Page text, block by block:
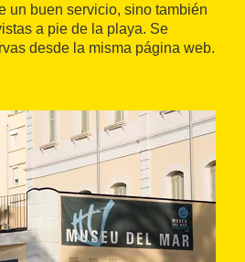
un buen servicio, sino también
a pie de la playa. Se
desde la misma página web.